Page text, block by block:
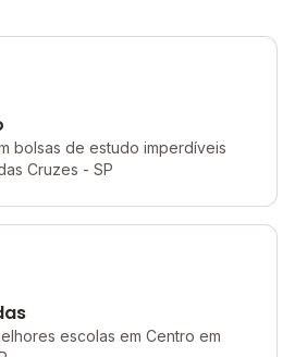
bolsas de estudo imperdíveis
Cruzes - SP
escolas em Centro em